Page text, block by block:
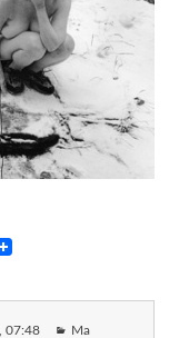
, 07:48 Ma